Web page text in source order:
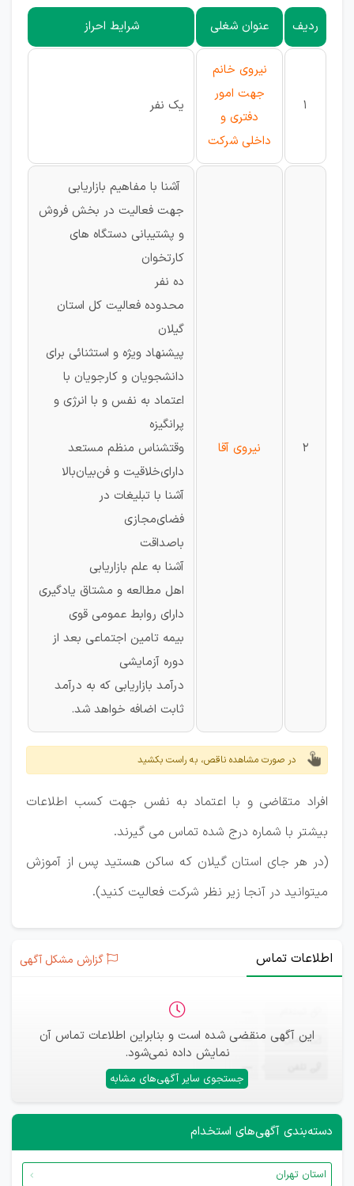
ردیف عنوان شغلی شرایط احراز
1
نیروی خانم
جهت امور
دفتری و
داخلی شرکت
یک نفر
2 نیروی آقا
آشنا با مفاهیم بازاریابی
جهت فعالیت در بخش فروش
و پشتیبانی دستگاه های
کارتخوان
ده نفر
محدوده فعالیت کل استان
گیلان
پیشنهاد ویژه و استثنائی برای
دانشجویان و کارجویان با
اعتماد به نفس و با انرژی و
پرانگیزه
وقتشناس منظم مستعد
دارای‌خلاقیت و فن‌بیان‌بالا
آشنا با تبلیغات در
فضای‌مجازی
باصداقت
آشنا به علم بازاریابی
اهل مطالعه و مشتاق یادگیری
دارای روابط عمومی قوی
بیمه تامین اجتماعی بعد از
دوره آزمایشی
درآمد بازاریابی که به درآمد
ثابت اضافه خواهد شد.
در صورت مشاهده ناقص، به راست بکشید
افراد متقاضی و با اعتماد به نفس جهت کسب اطلاعات
بیشتر با شماره درج شده تماس می گیرند.
(در هر جای استان گیلان که ساکن هستید پس از آموزش
میتوانید در آنجا زیر نظر شرکت فعالیت کنید).
اطلاعات تماس گزارش مشکل آگهی
این آگهی منقضی شده است و بنابراین اطلاعات تماس آن
نمایش داده نمی‌شود.
جستجوی سایر آگهی‌های مشابه
ایمیل —
—
دسته‌بندی آگهی‌های استخدام
استان تهران